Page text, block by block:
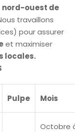
nord-ouest de
travaillons
pour assurer
et maximiser
locales.
Pulpe Mois
Octobre